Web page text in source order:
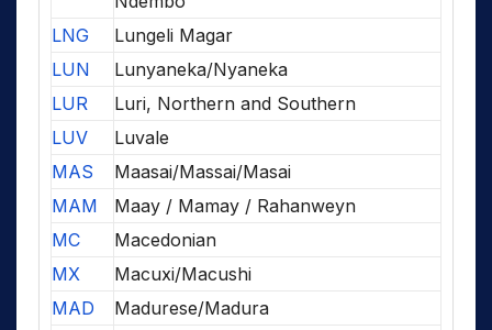
LNG
Lungeli Magar
LUN
Lunyaneka/Nyaneka
LUR
Luri, Northern and Southern
LUV
Luvale
MAS
Maasai/Massai/Masai
MAM
Maay / Mamay / Rahanweyn
MC
Macedonian
MX
Macuxi/Macushi
MAD
Madurese/Madura